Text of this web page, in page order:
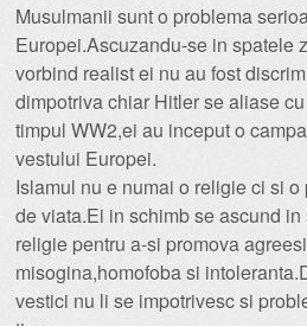
Musulmanii sunt o problema
Europei.Ascuzandu-se in spatele
vorbind realist ei nu au fost
dimpotriva chiar Hitler se aliase
timpul WW2,ei au inceput o
vestului Europei.
Islamul nu e numai o religie ci si
de viata.Ei in schimb se ascund
religie pentru a-si promova
misogina,homofoba si
vestici nu li se impotrivesc si